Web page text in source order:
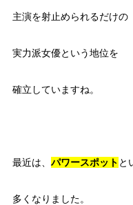
主演を射止められるだけの
実力派女優という地位を
確立していますね。
最近は、 パワースポット と
多くなりました。